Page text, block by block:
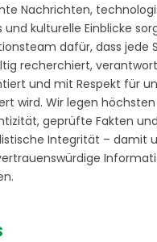
Nachrichten,
und kulturelle Einblicke
dafür, dass jede
recherchiert,
und mit Respekt für
wird. Wir legen
geprüfte Fakten
Integrität – damit